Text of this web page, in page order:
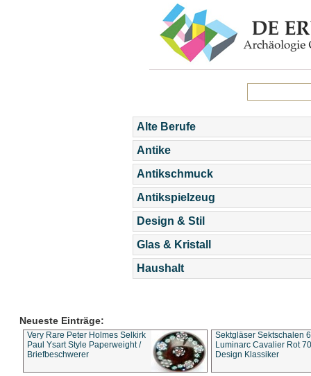
Alte Berufe
Antike
Antikschmuck
Antikspielzeug
Design & Stil
Glas & Kristall
Haushalt
Neueste Einträge:
Very Rare Peter Holmes Selkirk
Paul Ysart Style Paperweight /
Briefbeschwerer
Sektgläser Sektschalen
Luminarc Cavalier Rot
Design Klassiker